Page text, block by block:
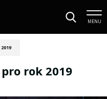
MENU
rok 2019